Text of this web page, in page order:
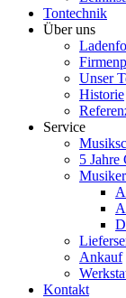
Tontechnik
Über uns
Unser
Historie
Service
5 Jahre
Ankauf
Kontakt